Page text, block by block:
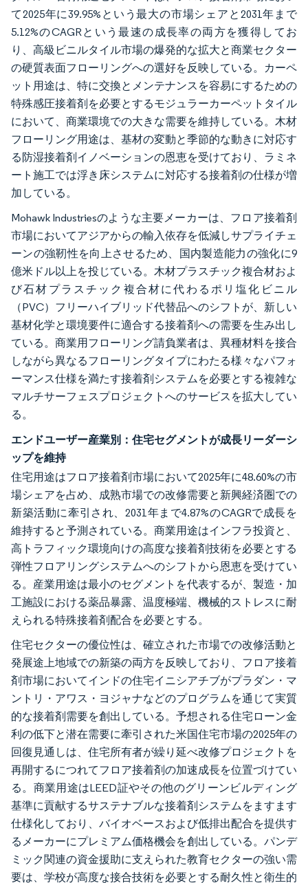
て2025年に39.95%という最大の市場シェアと2031年まで
5.12%のCAGRという最速の成長率の両方を獲得してお
り、高級ビニルタイル市場の爆発的な拡大と商業セクター
の硬質表面フローリングへの選好を反映している。カーペ
ット用途は、特に交換とメンテナンスを容易にするための
特殊感圧接着剤を必要とするモジュラーカーペットタイル
において、商業環境での大きな需要を維持している。木材
フローリング用途は、基材の変動と季節的な動きに対応す
る防湿接着剤イノベーションの恩恵を受けており、ラミネ
ート施工では浮き床システムに対応する接着剤の仕様が増
加している。
Mohawk Industriesのような主要メーカーは、フロア接着剤
市場においてアジアからの輸入依存を低減しサプライチェ
ーンの強靭性を向上させるため、国内製造能力の強化に9
億米ドル以上を投じている。木材プラスチック複合材およ
び石材プラスチック複合材に代わるポリ塩化ビニル
（PVC）フリーハイブリッド代替品へのシフトが、新しい
基材化学と環境要件に適合する接着剤への需要を生み出し
ている。商業用フローリング請負業者は、異種材料を接合
しながら異なるフローリングタイプにわたる様々なパフォ
ーマンス仕様を満たす接着剤システムを必要とする複雑な
マルチサーフェスプロジェクトへのサービスを拡大してい
る。
エンドユーザー産業別：住宅セグメントが成長リーダーシ
ップを維持
住宅用途はフロア接着剤市場において2025年に48.60%の市
場シェアを占め、成熟市場での改修需要と新興経済圏での
新築活動に牽引され、2031年まで4.87%のCAGRで成長を
維持すると予測されている。商業用途はインフラ投資と、
高トラフィック環境向けの高度な接着剤技術を必要とする
弾性フロアリングシステムへのシフトから恩恵を受けてい
る。産業用途は最小のセグメントを代表するが、製造・加
工施設における薬品暴露、温度極端、機械的ストレスに耐
えられる特殊接着剤配合を必要とする。
住宅セクターの優位性は、確立された市場での改修活動と
発展途上地域での新築の両方を反映しており、フロア接着
剤市場においてインドの住宅イニシアチブがプラダン・マ
ントリ・アワス・ヨジャナなどのプログラムを通じて実質
的な接着剤需要を創出している。予想される住宅ローン金
利の低下と潜在需要に牽引された米国住宅市場の2025年の
回復見通しは、住宅所有者が繰り延べ改修プロジェクトを
再開するにつれてフロア接着剤の加速成長を位置づけてい
る。商業用途はLEED証やその他のグリーンビルディング
基準に貢献するサステナブルな接着剤システムをますます
仕様化しており、バイオベースおよび低排出配合を提供す
るメーカーにプレミアム価格機会を創出している。パンデ
ミック関連の資金援助に支えられた教育セクターの強い需
要は、学校が高度な接合技術を必要とする耐久性と衛生的